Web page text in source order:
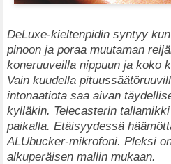
DeLuxe-kieltenpidin syntyy
pinoon ja poraa muutaman
koneruuveilla nippuun ja koko
Vain kuudella
intonaatiota saa aivan
kylläkin. Telecasterin
paikalla. Etäisyydessä
ALUbucker-mikrofoni. Pleksi
alkuperäisen mallin mukaan.